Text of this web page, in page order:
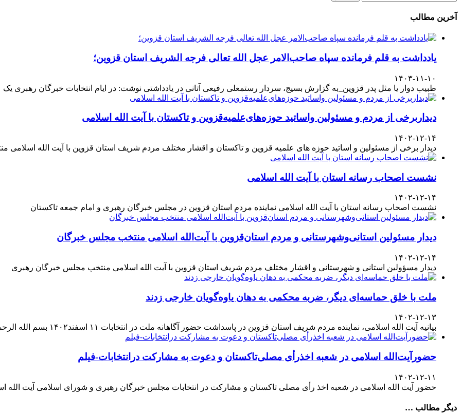
آخرین مطالب
یادداشت به قلم فرمانده سپاه صاحب‌الامر عجل الله تعالی فرجه الشریف استان قزوین؛
۱۴۰۳-۱۱-۱۰
طبیب دوار یا مثل پدر قزوین_به گزارش بسیج، سردار رستمعلی رفیعی آتانی در یادداشتی نوشت: در ایام انتخابات خبرگان رهبری
دیداربرخی از مردم و مسئولین واساتید حوزه‌های‌علمیه‌قزوین و تاکستان با آیت الله اسلامی
۱۴۰۲-۱۲-۱۴
دیدار برخی از مسئولین و اساتید حوزه های علمیه قزوین و تاکستان و اقشار مختلف مردم شریف استان قزوین با آیت الله
نشست اصحاب رسانه استان با آیت الله اسلامی
۱۴۰۲-۱۲-۱۴
نشست اصحاب رسانه استان با آیت الله اسلامی نماینده مردم استان قزوین در مجلس خبرگان رهبری و امام جمعه تاکستان
دیدار مسئولین استانی‌وشهرستانی و مردم‌ استان‌قزوین با آیت‌الله‌ اسلامی منتخب مجلس‌ خبرگان
۱۴۰۲-۱۲-۱۴
دیدار مسؤولین استانی و شهرستانی و اقشار مختلف مردم شریف استان قزوین با آیت الله اسلامی منتخب مجلس خبرگان رهبری
ملت با خلق حماسه‌ای دیگر، ضربه محکمی به دهان یاوه‌گویان خارجی زدند
۱۴۰۲-۱۲-۱۳
بیانیه آیت الله اسلامی، نماینده مردم شریف استان قزوین در پاسداشت حضور آگاهانه ملت در انتخابات ۱۱ اسفند۱۴۰۲ بسم الله الرحمن الرحیم بار دیگر حضور حماسی [ ... ]
حضورآیت‌الله اسلامی در شعبه اخذرأی مصلی‌تاکستان و دعوت به مشارکت درانتخابات-فیلم
۱۴۰۲-۱۲-۱۱
حضور آیت الله اسلامی در شعبه اخذ رأی مصلی تاکستان و مشارکت در انتخابات مجلس خبرگان رهبری و شورای اسلامی آیت
دیگر مطالب …